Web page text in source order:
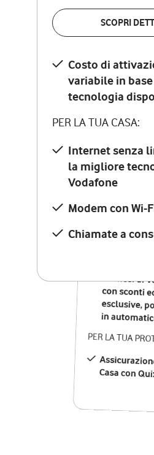
SCOPRI
Costo di
variabile in
tecnologia
PER LA TUA CASA:
Internet senza
la migliore
Vodafone
Modem con Wi-
Chiamate a
Costo di
variabile in
tecnologia
PER LA TUA
Internet
la
Vodafone
Modem
Chiamate
numeri
nazionali
12 mesi di
con sconti
esclusive,
in
PER LA TUA
Casa con